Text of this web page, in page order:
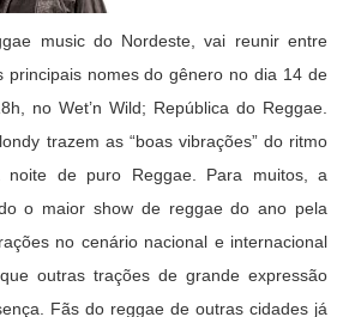
music do Nordeste, vai reunir entre
principais nomes do gênero no dia 14 de
no Wet’n Wild; República do Reggae.
trazem as “boas vibrações” do ritmo
noite de puro Reggae. Para muitos, a
o maior show de reggae do ano pela
no cenário nacional e internacional
outras trações de grande expressão
Fãs do reggae de outras cidades já